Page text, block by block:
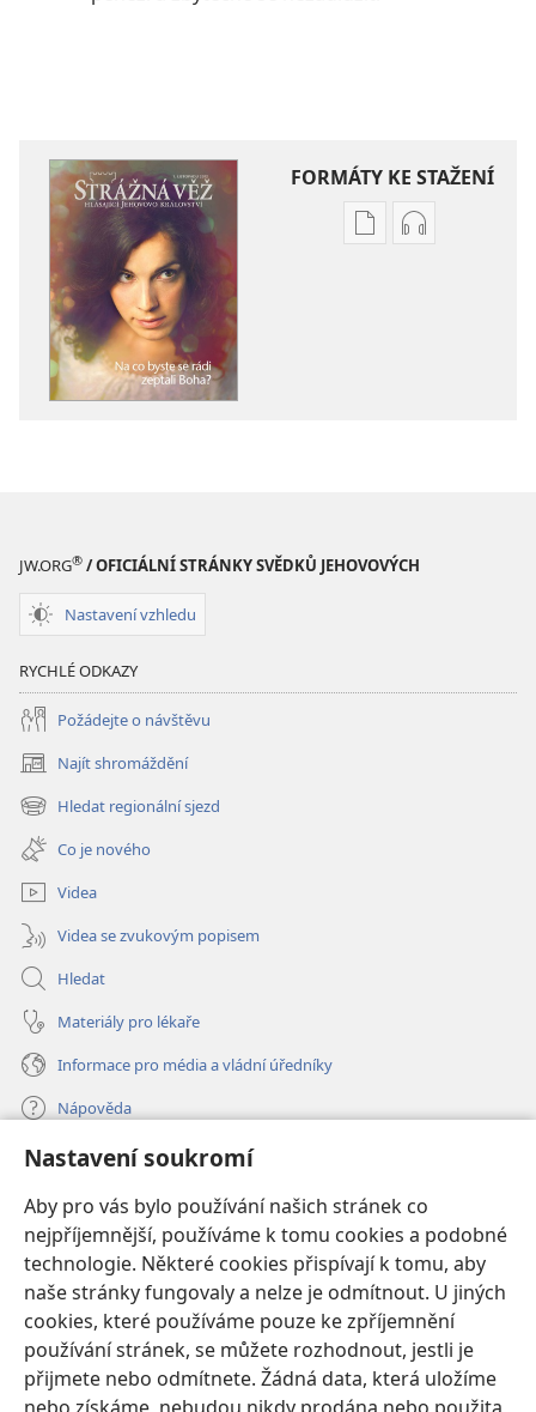
Nastavení soukromí
Aby pro vás bylo používání našich stránek co
nejpříjemnější, používáme k tomu cookies a podobné
technologie. Některé cookies přispívají k tomu, aby
naše stránky fungovaly a nelze je odmítnout. U jiných
cookies, které používáme pouze ke zpříjemnění
používání stránek, se můžete rozhodnout, jestli je
přijmete nebo odmítnete. Žádná data, která uložíme
FORMÁTY KE STAŽENÍ
Formáty
zeptali
Formáty
zeptali
JW.ORG® / OFICIÁLNÍ STRÁNKY SVĚDKŮ JEHOVOVÝCH
Nastavení vzhledu
RYCHLÉ ODKAZY
Požádejte o návštěvu
Najít shromáždění
(otevřeno
nové
okno)
Hledat regionální sjezd
(otevřeno
nové
okno)
Co je nového
Videa
Videa se zvukovým popisem
Hledat
Materiály pro lékaře
Informace pro média a vládní úředníky
Nápověda
Dary
nové
okno) ONLINE KNIHOVNA Strážné věže
(otevřeno
nové
okno)JW Hub®
(otevřeno
nové
okno)JW Library
Watchtower Library